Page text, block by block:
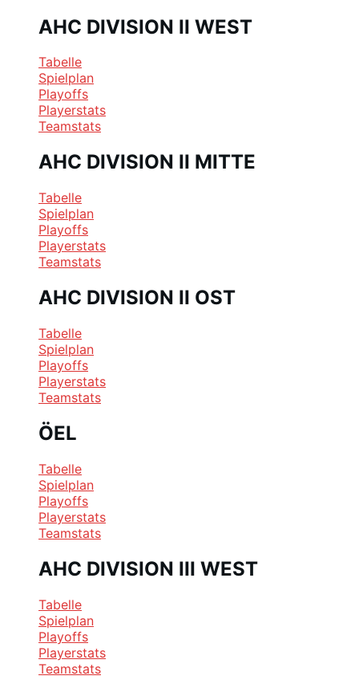
AHC DIVISION II WEST
Tabelle
Spielplan
Playoffs
Playerstats
Teamstats
AHC DIVISION II MITTE
Tabelle
Spielplan
Playoffs
Playerstats
Teamstats
AHC DIVISION II OST
Tabelle
Spielplan
Playoffs
Playerstats
Teamstats
ÖEL
Tabelle
Spielplan
Playoffs
Playerstats
Teamstats
AHC DIVISION III WEST
Tabelle
Spielplan
Playoffs
Playerstats
Teamstats